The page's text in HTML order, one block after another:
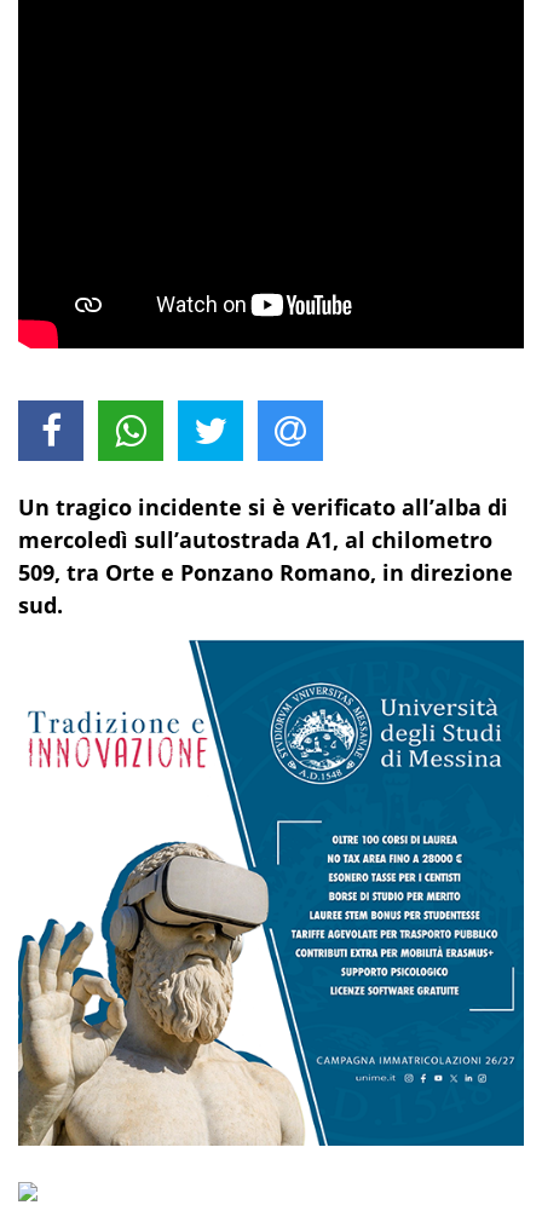
Un tragico incidente si è verificato all’alba di
mercoledì sull’autostrada A1, al chilometro
509, tra Orte e Ponzano Romano, in direzione
sud.